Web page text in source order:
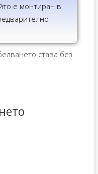
е монтиран в
става без